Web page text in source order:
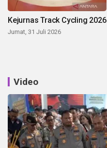
Kejurnas Track Cycling 2026
Jumat, 31 Juli 2026
Video